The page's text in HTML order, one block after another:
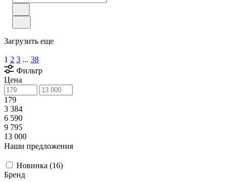
Загрузить еще
1 2 3 ... 38
Фильтр
Цена
179
3 384
6 590
9 795
13 000
Наши предложения
Новинка (16)
Бренд